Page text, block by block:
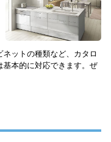
ガスコンロ 60cm 片面焼き
グリル 無水グリル ホーロ
ー天板 ブラック
標準仕様モデル
ットの種類など、カタロ
基本的に対応できます。ぜ